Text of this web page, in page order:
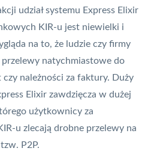
udział systemu Express Elixir
KIR-u jest niewielki i
na to, że ludzie czy firmy
natychmiastowe do
czy należności za faktury. Duży
Elixir zawdzięcza w dużej
użytkownicy za
u zlecają drobne przelewy na
P2P.